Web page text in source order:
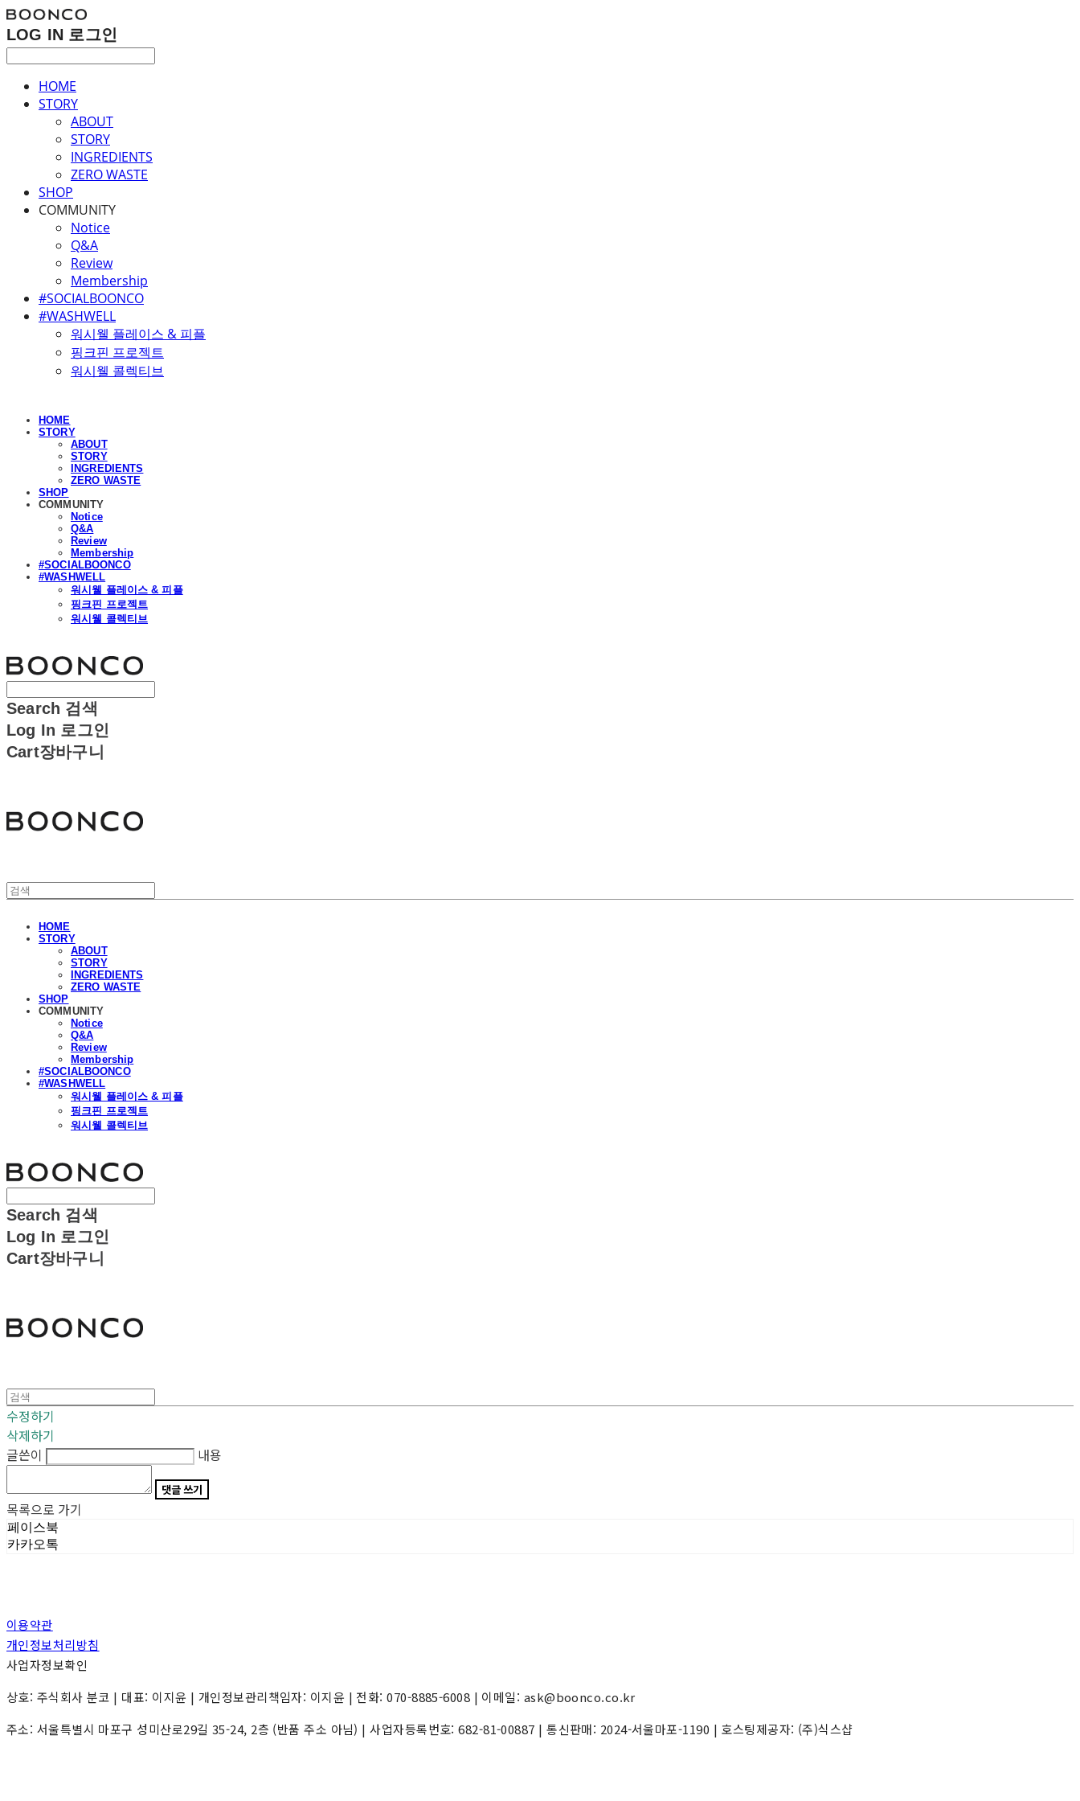
LOG IN 로그인
HOME
STORY
ABOUT
STORY
INGREDIENTS
ZERO WASTE
SHOP
COMMUNITY
Notice
Q&A
Review
Membership
#SOCIALBOONCO
#WASHWELL
워시웰 플레이스 & 피플
핑크핀 프로젝트
워시웰 콜렉티브
HOME
STORY
ABOUT
STORY
INGREDIENTS
ZERO WASTE
SHOP
COMMUNITY
Notice
Q&A
Review
Membership
#SOCIALBOONCO
#WASHWELL
워시웰 플레이스 & 피플
핑크핀 프로젝트
워시웰 콜렉티브
Search 검색
Log In 로그인
Cart장바구니
HOME
STORY
ABOUT
STORY
INGREDIENTS
ZERO WASTE
SHOP
COMMUNITY
Notice
Q&A
Review
Membership
#SOCIALBOONCO
#WASHWELL
워시웰 플레이스 & 피플
핑크핀 프로젝트
워시웰 콜렉티브
Search 검색
Log In 로그인
Cart장바구니
수정하기
삭제하기
글쓴이
내용
댓글 쓰기
목록으로 가기
페이스북
카카오톡
이용약관
개인정보처리방침
사업자정보확인
상호: 주식회사 분코 | 대표: 이지윤 | 개인정보관리책임자: 이지윤 | 전화: 070-8885-6008 | 이메일: ask@boonco.co.kr
주소: 서울특별시 마포구 성미산로29길 35-24, 2층 (반품 주소 아님) | 사업자등록번호:682-81-00887 | 통신판매: 2024-서울마포-1190 | 호스팅제공자: (주)식스샵